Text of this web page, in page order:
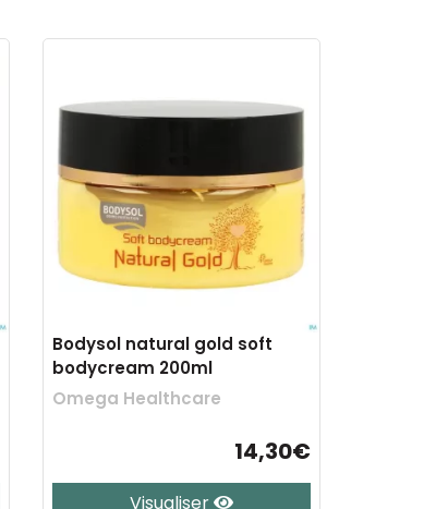
Bodysol natural gold soft
bodycream 200ml
Omega Healthcare
14,30€
Visualiser